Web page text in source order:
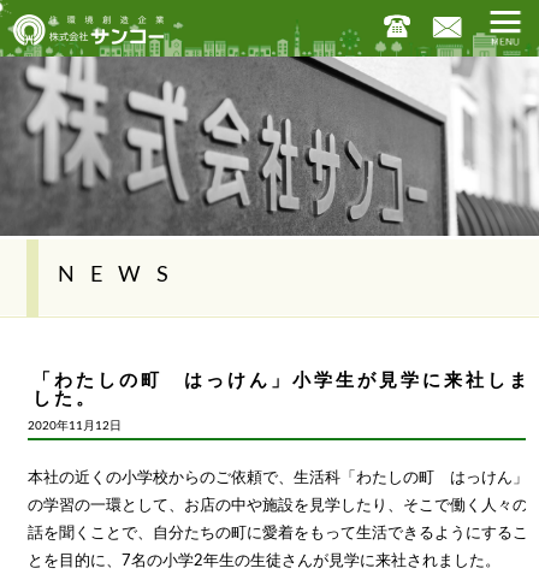
NEWS
「わたしの町 はっけん」小学生が見学に来社しま
した。
2020年11月12日
本社の近くの小学校からのご依頼で、生活科「わたしの町 はっけん」
の学習の一環として、お店の中や施設を見学したり、そこで働く人々の
話を聞くことで、自分たちの町に愛着をもって生活できるようにするこ
とを目的に、7名の小学2年生の生徒さんが見学に来社されました。